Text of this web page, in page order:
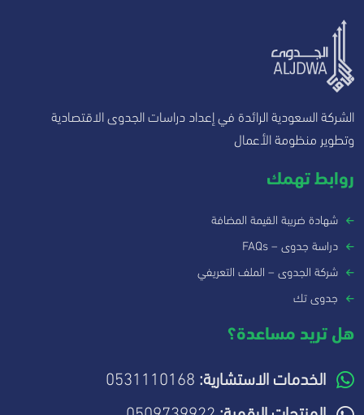
الشركة السعودية الرائدة في إعداد دراسات الجدوى الاقتصادية
وتطوير منظومة الأعمال
روابط تهمك
شهادة ضريبة القيمة المضافة
دراسة جدوى – FAQs
شركة الجدوى – الملف التعريفي
جدوى تك
هل تريد مساعدة؟
الخدمات الاستشارية: